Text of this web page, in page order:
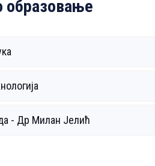
образовање
- Др Милан Јелић